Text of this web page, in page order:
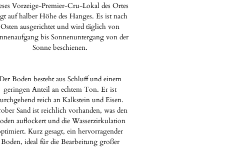
Vorzeige-Premier-Cru-Lokal des Ortes
auf halber Höhe des Hanges. Es ist nach
Osten ausgerichtet und wird täglich von
bis Sonnenuntergang von der
Sonne beschienen.
Boden besteht aus Schluff und einem
geringen Anteil an echtem Ton. Er ist
reich an Kalkstein und Eisen.
Sand ist reichlich vorhanden, was den
auflockert und die Wasserzirkulation
Kurz gesagt, ein hervorragender
Boden, ideal für die Bearbeitung großer